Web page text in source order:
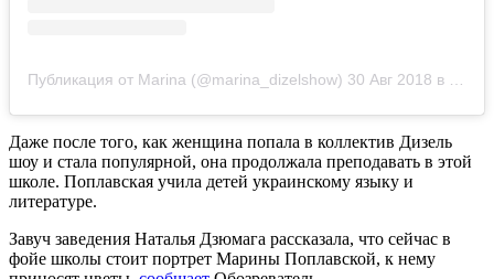
Публикация от Marina (@marina_dizelshow) 30 Авг 2018 в 12:09 PDT
Даже после того, как женщина попала в коллектив Дизель
шоу и стала популярной, она продолжала преподавать в этой
школе. Поплавская учила детей украинскому языку и
литературе.
Завуч заведения Наталья Дзюмага рассказала, что сейчас в
фойе школы стоит портрет Марины Поплавской, к нему